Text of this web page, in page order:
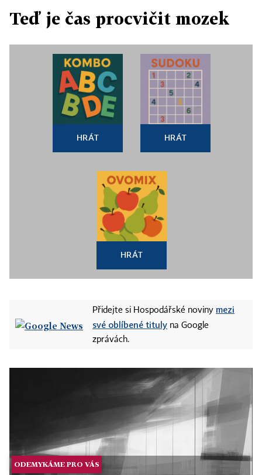
Teď je čas procvičit mozek
HRÁT HRÁT
HRÁT
Přidejte si Hospodářské noviny mezi
své oblíbené tituly na Google
zprávách.
ODEMYKÁME PRO VÁS